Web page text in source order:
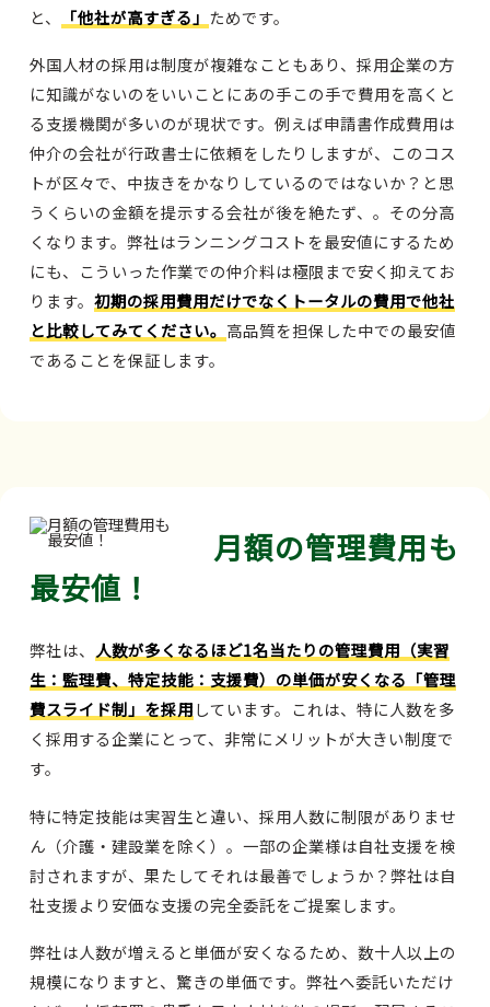
と、
「他社が高すぎる」 ためです。
外国人材の採用は制度が複雑なこともあり、採用企業の方
に知識がないのをいいことにあの手この手で費用を高くと
る支援機関が多いのが現状です。例えば申請書作成費用は
仲介の会社が行政書士に依頼をしたりしますが、このコス
トが区々で、中抜きをかなりしているのではないか？と思
うくらいの金額を提示する会社が後を絶たず、。その分高
くなります。弊社はランニングコストを最安値にするため
にも、こういった作業での仲介料は極限まで安く抑えてお
ります。 初期の採用費用だけでなくトータルの費用で他社
と比較してみてください。 高品質を担保した中での最安値
であることを保証します。
月額の管理費用も
最安値！
弊社は、 人数が多くなるほど1名当たりの管理費用（実習
生：監理費、特定技能：支援費）の単価が安くなる「管理
費スライド制」を採用しています。これは、特に人数を多
く採用する企業にとって、非常にメリットが大きい制度で
す。
特に特定技能は実習生と違い、採用人数に制限がありませ
ん（介護・建設業を除く）。一部の企業様は自社支援を検
討されますが、果たしてそれは最善でしょうか？弊社は自
社支援より安価な支援の完全委託をご提案します。
弊社は人数が増えると単価が安くなるため、数十人以上の
規模になりますと、驚きの単価です。弊社へ委託いただけ